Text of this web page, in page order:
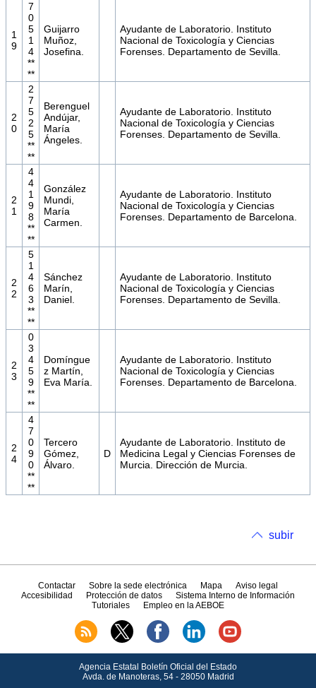
1
9
7
0
5
1
4
**
**
Guijarro
Muñoz,
Josefina.
Ayudante de Laboratorio. Instituto
Nacional de Toxicología y Ciencias
Forenses. Departamento de Sevilla.
2
0
2
7
5
2
5
**
**
Berenguel
Andújar,
María
Ángeles.
Ayudante de Laboratorio. Instituto
Nacional de Toxicología y Ciencias
Forenses. Departamento de Sevilla.
2
1
4
4
1
9
8
**
**
González
Mundi,
María
Carmen.
Ayudante de Laboratorio. Instituto
Nacional de Toxicología y Ciencias
Forenses. Departamento de Barcelona.
2
2
5
1
4
6
3
**
**
Sánchez
Marín,
Daniel.
Ayudante de Laboratorio. Instituto
Nacional de Toxicología y Ciencias
Forenses. Departamento de Sevilla.
2
3
0
3
4
5
9
**
**
Domíngue
z Martín,
Eva María.
Ayudante de Laboratorio. Instituto
Nacional de Toxicología y Ciencias
Forenses. Departamento de Barcelona.
2
4
4
7
0
9
0
**
**
Tercero
Gómez,
Álvaro.
D
Ayudante de Laboratorio. Instituto de
Medicina Legal y Ciencias Forenses de
Murcia. Dirección de Murcia.
subir
Contactar Sobre la sede electrónica Mapa
Aviso legal
Accesibilidad
Protección de datos
Sistema Interno de Información
Tutoriales
Empleo en la AEBOE
Agencia Estatal Boletín Oficial del Estado
Avda.de Manoteras, 54 - 28050 Madrid